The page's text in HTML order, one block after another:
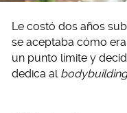
Le costó dos años
se aceptaba cómo
un punto límite y
dedica al